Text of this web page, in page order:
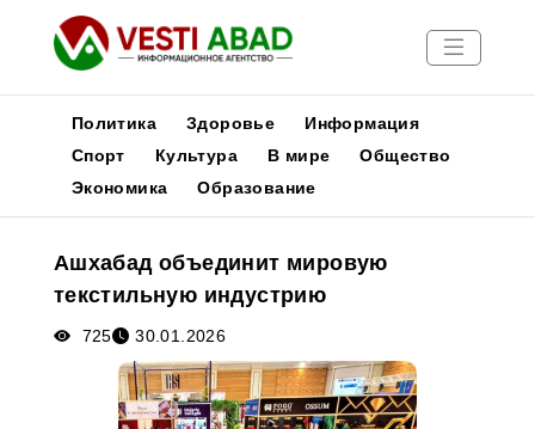
Новости
Медиа
Афиша
Политика Здоровье
Информация
Спорт
Культура В мире
Общество
Экономика
Образование
Ашхабад объединит мировую
текстильную индустрию
725 30.01.2026